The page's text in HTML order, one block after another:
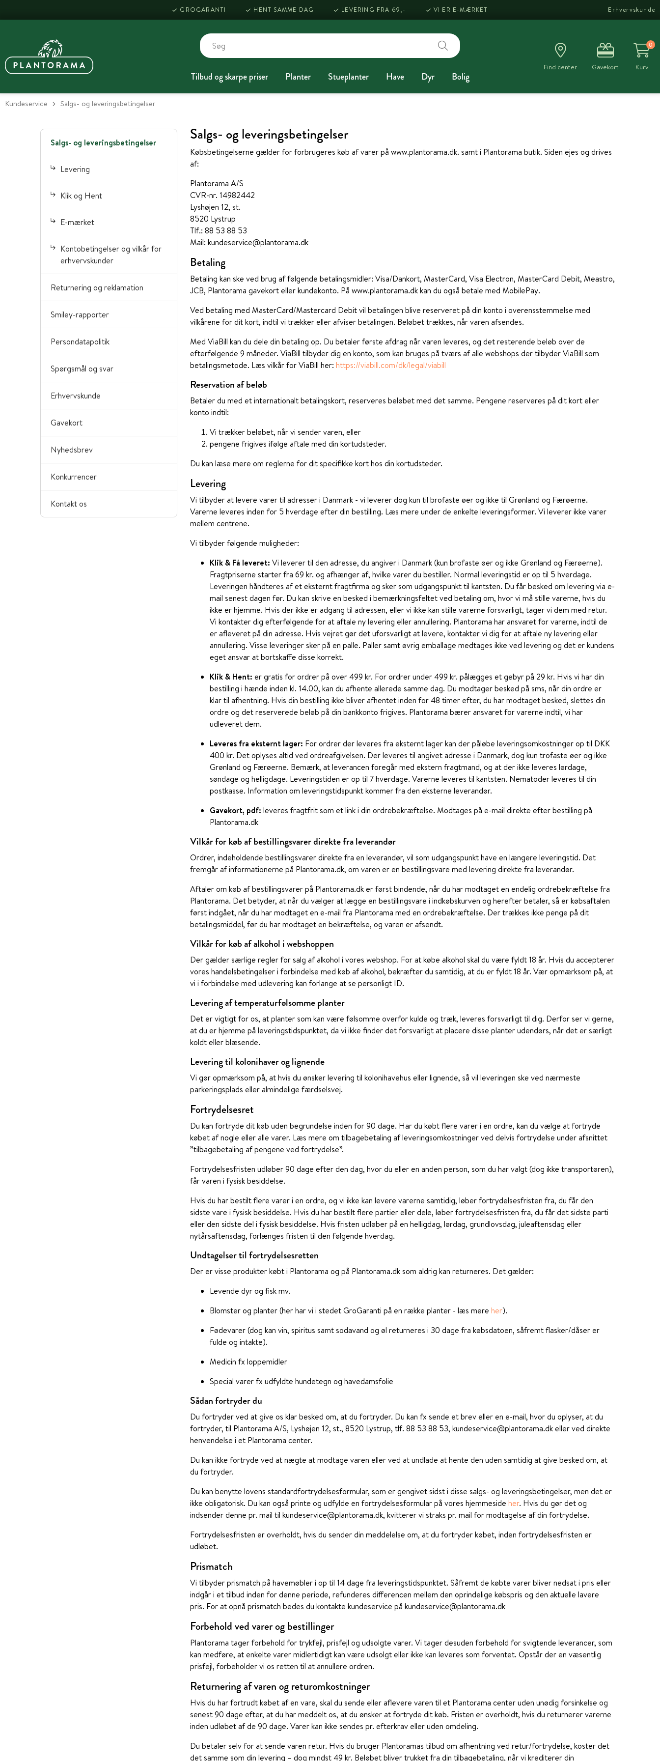
GROGARANTI HENT SAMME DAG LEVERING FRA 69,- VI ER E-MÆRKET Erhvervskunde
Tilbud og skarpe priser Planter Stueplanter Have Dyr Bolig
Find center Gavekort
0
Kurv
Kundeservice Salgs- og leveringsbetingelser
Salgs- og leveringsbetingelser
Levering
Klik og Hent
E-mærket
Kontobetingelser og vilkår for
erhvervskunder
Returnering og reklamation
Smiley-rapporter
Persondatapolitik
Spørgsmål og svar
Erhvervskunde
Gavekort
Nyhedsbrev
Konkurrencer
Kontakt os
Salgs- og leveringsbetingelser
Købsbetingelserne gælder for forbrugeres køb af varer på www.plantorama.dk. samt i Plantorama butik. Siden ejes og drives
af:
Plantorama A/S
CVR-nr. 14982442
Lyshøjen 12, st.
8520 Lystrup
Tlf.: 88 53 88 53
Mail: kundeservice@plantorama.dk
Betaling
Betaling kan ske ved brug af følgende betalingsmidler: Visa/Dankort, MasterCard, Visa Electron, MasterCard Debit, Meastro,
JCB, Plantorama gavekort eller kundekonto. På www.plantorama.dk kan du også betale med MobilePay.
Ved betaling med MasterCard/Mastercard Debit vil betalingen blive reserveret på din konto i overensstemmelse med
vilkårene for dit kort, indtil vi trækker eller afviser betalingen. Beløbet trækkes, når varen afsendes.
Med ViaBill kan du dele din betaling op. Du betaler første afdrag når varen leveres, og det resterende beløb over de
efterfølgende 9 måneder. ViaBill tilbyder dig en konto, som kan bruges på tværs af alle webshops der tilbyder ViaBill som
betalingsmetode. Læs vilkår for ViaBill her: https://viabill.com/dk/legal/viabill
Reservation af beløb
Betaler du med et internationalt betalingskort, reserveres beløbet med det samme. Pengene reserveres på dit kort eller
konto indtil:
Vi trækker beløbet, når vi sender varen, eller
pengene frigives ifølge aftale med din kortudsteder.
Du kan læse mere om reglerne for dit specifikke kort hos din kortudsteder.
Levering
Vi tilbyder at levere varer til adresser i Danmark - vi leverer dog kun til brofaste øer og ikke til Grønland og Færøerne.
Varerne leveres inden for 5 hverdage efter din bestilling. Læs mere under de enkelte leveringsformer. Vi leverer ikke varer
mellem centrene.
Vi tilbyder følgende muligheder:
Klik & Få leveret: Vi leverer til den adresse, du angiver i Danmark (kun brofaste øer og ikke Grønland og Færøerne).
Fragtpriserne starter fra 69 kr. og afhænger af, hvilke varer du bestiller. Normal leveringstid er op til 5 hverdage.
Leveringen håndteres af et eksternt fragtfirma og sker som udgangspunkt til kantsten. Du får besked om levering via e-
mail senest dagen før. Du kan skrive en besked i bemærkningsfeltet ved betaling om, hvor vi må stille varerne, hvis du
ikke er hjemme. Hvis der ikke er adgang til adressen, eller vi ikke kan stille varerne forsvarligt, tager vi dem med retur.
Vi kontakter dig efterfølgende for at aftale ny levering eller annullering. Plantorama har ansvaret for varerne, indtil de
er afleveret på din adresse. Hvis vejret gør det uforsvarligt at levere, kontakter vi dig for at aftale ny levering eller
annullering. Visse leveringer sker på en palle. Paller samt øvrig emballage medtages ikke ved levering og det er kundens
eget ansvar at bortskaffe disse korrekt.
Klik & Hent: er gratis for ordrer på over 499 kr. For ordrer under 499 kr. pålægges et gebyr på 29 kr. Hvis vi har din
bestilling i hænde inden kl. 14.00, kan du afhente allerede samme dag. Du modtager besked på sms, når din ordre er
klar til afhentning. Hvis din bestilling ikke bliver afhentet inden for 48 timer efter, du har modtaget besked, slettes din
ordre og det reserverede beløb på din bankkonto frigives. Plantorama bærer ansvaret for varerne indtil, vi har
udleveret dem.
Leveres fra eksternt lager: For ordrer der leveres fra eksternt lager kan der påløbe leveringsomkostninger op til DKK
400 kr. Det oplyses altid ved ordreafgivelsen. Der leveres til angivet adresse i Danmark, dog kun trofaste øer og ikke
Grønland og Færøerne. Bemærk, at leverancen foregår med ekstern fragtmand, og at der ikke leveres lørdage,
søndage og helligdage. Leveringstiden er op til 7 hverdage. Varerne leveres til kantsten. Nematoder leveres til din
postkasse. Information om leveringstidspunkt kommer fra den eksterne leverandør.
Gavekort, pdf: leveres fragtfrit som et link i din ordrebekræftelse. Modtages på e-mail direkte efter bestilling på
Plantorama.dk
Vilkår for køb af bestillingsvarer direkte fra leverandør
Ordrer, indeholdende bestillingsvarer direkte fra en leverandør, vil som udgangspunkt have en længere leveringstid. Det
fremgår af informationerne på Plantorama.dk, om varen er en bestillingsvare med levering direkte fra leverandør.
Aftaler om køb af bestillingsvarer på Plantorama.dk er først bindende, når du har modtaget en endelig ordrebekræftelse fra
Plantorama. Det betyder, at når du vælger at lægge en bestillingsvare i indkøbskurven og herefter betaler, så er købsaftalen
først indgået, når du har modtaget en e-mail fra Plantorama med en ordrebekræftelse. Der trækkes ikke penge på dit
betalingsmiddel, før du har modtaget en bekræftelse, og varen er afsendt.
Vilkår for køb af alkohol i webshoppen
Der gælder særlige regler for salg af alkohol i vores webshop. For at købe alkohol skal du være fyldt 18 år. Hvis du accepterer
vores handelsbetingelser i forbindelse med køb af alkohol, bekræfter du samtidig, at du er fyldt 18 år. Vær opmærksom på, at
vi i forbindelse med udlevering kan forlange at se personligt ID.
Levering af temperaturfølsomme planter
Det er vigtigt for os, at planter som kan være følsomme overfor kulde og træk, leveres forsvarligt til dig. Derfor ser vi gerne,
at du er hjemme på leveringstidspunktet, da vi ikke finder det forsvarligt at placere disse planter udendørs, når det er særligt
koldt eller blæsende.
Levering til kolonihaver og lignende
Vi gør opmærksom på, at hvis du ønsker levering til kolonihavehus eller lignende, så vil leveringen ske ved nærmeste
parkeringsplads eller almindelige færdselsvej.
Fortrydelsesret
Du kan fortryde dit køb uden begrundelse inden for 90 dage. Har du købt flere varer i en ordre, kan du vælge at fortryde
købet af nogle eller alle varer. Læs mere om tilbagebetaling af leveringsomkostninger ved delvis fortrydelse under afsnittet
”tilbagebetaling af pengene ved fortrydelse”.
Fortrydelsesfristen udløber 90 dage efter den dag, hvor du eller en anden person, som du har valgt (dog ikke transportøren),
får varen i fysisk besiddelse.
Hvis du har bestilt flere varer i en ordre, og vi ikke kan levere varerne samtidig, løber fortrydelsesfristen fra, du får den
sidste vare i fysisk besiddelse. Hvis du har bestilt flere partier eller dele, løber fortrydelsesfristen fra, du får det sidste parti
eller den sidste del i fysisk besiddelse. Hvis fristen udløber på en helligdag, lørdag, grundlovsdag, juleaftensdag eller
nytårsaftensdag, forlænges fristen til den følgende hverdag.
Undtagelser til fortrydelsesretten
Der er visse produkter købt i Plantorama og på Plantorama.dk som aldrig kan returneres. Det gælder:
Levende dyr og fisk mv.
Blomster og planter (her har vi i stedet GroGaranti på en række planter - læs mere her).
Fødevarer (dog kan vin, spiritus samt sodavand og øl returneres i 30 dage fra købsdatoen, såfremt flasker/dåser er
fulde og intakte).
Medicin fx loppemidler
Special varer fx udfyldte hundetegn og havedamsfolie
Sådan fortryder du
Du fortryder ved at give os klar besked om, at du fortryder. Du kan fx sende et brev eller en e-mail, hvor du oplyser, at du
fortryder, til Plantorama A/S, Lyshøjen 12, st., 8520 Lystrup, tlf. 88 53 88 53, kundeservice@plantorama.dk eller ved direkte
henvendelse i et Plantorama center.
Du kan ikke fortryde ved at nægte at modtage varen eller ved at undlade at hente den uden samtidig at give besked om, at
du fortryder.
Du kan benytte lovens standardfortrydelsesformular, som er gengivet sidst i disse salgs- og leveringsbetingelser, men det er
ikke obligatorisk. Du kan også printe og udfylde en fortrydelsesformular på vores hjemmeside her. Hvis du gør det og
indsender denne pr. mail til kundeservice@plantorama.dk, kvitterer vi straks pr. mail for modtagelse af din fortrydelse.
Fortrydelsesfristen er overholdt, hvis du sender din meddelelse om, at du fortryder købet, inden fortrydelsesfristen er
udløbet.
Prismatch
Vi tilbyder prismatch på havemøbler i op til 14 dage fra leveringstidspunktet. Såfremt de købte varer bliver nedsat i pris eller
indgår i et tilbud inden for denne periode, refunderes differencen mellem den oprindelige købspris og den aktuelle lavere
pris. For at opnå prismatch bedes du kontakte kundeservice på kundeservice@plantorama.dk
Forbehold ved varer og bestillinger
Plantorama tager forbehold for trykfejl, prisfejl og udsolgte varer. Vi tager desuden forbehold for svigtende leverancer, som
kan medføre, at enkelte varer midlertidigt kan være udsolgt eller ikke kan leveres som forventet. Opstår der en væsentlig
prisfejl, forbeholder vi os retten til at annullere ordren.
Returnering af varen og returomkostninger
Hvis du har fortrudt købet af en vare, skal du sende eller aflevere varen til et Plantorama center uden unødig forsinkelse og
senest 90 dage efter, at du har meddelt os, at du ønsker at fortryde dit køb. Fristen er overholdt, hvis du returnerer varerne
inden udløbet af de 90 dage. Varer kan ikke sendes pr. efterkrav eller uden omdeling.
Du betaler selv for at sende varen retur. Hvis du bruger Plantoramas tilbud om afhentning ved retur/fortrydelse, koster det
det samme som din levering – dog mindst 49 kr. Beløbet bliver trukket fra din tilbagebetaling, når vi krediterer din